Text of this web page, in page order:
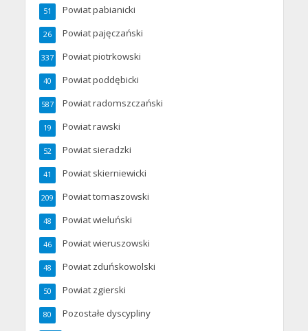
Powiat pabianicki
51
Powiat pajęczański
26
Powiat piotrkowski
337
Powiat poddębicki
40
Powiat radomszczański
587
Powiat rawski
19
Powiat sieradzki
52
Powiat skierniewicki
41
Powiat tomaszowski
209
Powiat wieluński
48
Powiat wieruszowski
46
Powiat zduńskowolski
48
Powiat zgierski
50
Pozostałe dyscypliny
80